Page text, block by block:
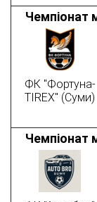
Чемпіонат
ФК "Фортуна-
TIREX" (Суми)
Чемпіонат